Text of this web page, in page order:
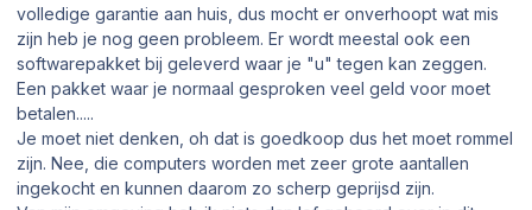
volledige garantie aan huis, dus mocht er onverhoopt wat mis
zijn heb je nog geen probleem. Er wordt meestal ook een
softwarepakket bij geleverd waar je "u" tegen kan zeggen.
Een pakket waar je normaal gesproken veel geld voor moet
betalen.....
Je moet niet denken, oh dat is goedkoop dus het moet rommel
zijn. Nee, die computers worden met zeer grote aantallen
ingekocht en kunnen daarom zo scherp geprijsd zijn.